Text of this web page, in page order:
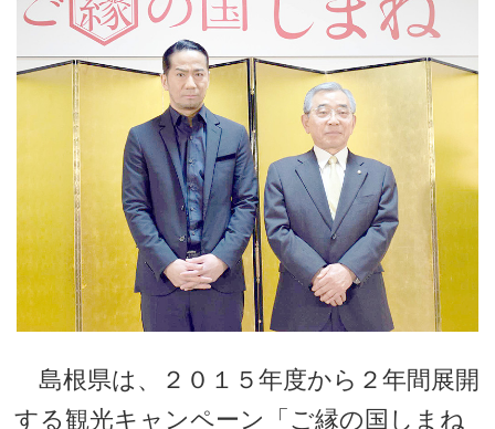
島根県は、２０１５年度から２年間展開
する観光キャンペーン「ご縁の国しまね